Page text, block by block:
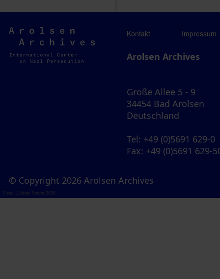
Arolsen
Archives
Kontakt Impressum
Arolsen Archives
Große Allee 5 - 9
34454 Bad Arolsen
Deutschland
Tel: +49 (0)5691 629-0
Fax: +49 (0)5691 629-
© Copyright 2026 Arolsen Archives
Visual Library Server 2026